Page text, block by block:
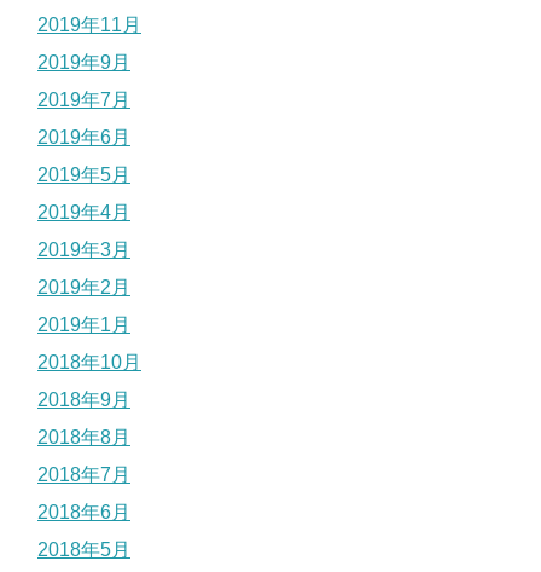
2019年11月
2019年9月
2019年7月
2019年6月
2019年5月
2019年4月
2019年3月
2019年2月
2019年1月
2018年10月
2018年9月
2018年8月
2018年7月
2018年6月
2018年5月